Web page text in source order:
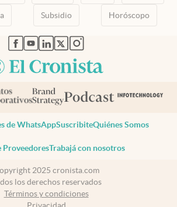
Subsidio Horóscopo
abre en nueva pestaña
abre en nueva pestaña
abre en nueva pestaña
abre en nueva pestaña
abre en nueva pestaña
de WhatsAppSuscribiteQuiénes Somos
ProveedoresTrabajá con nosotros
2025 cronista.com
los derechos reservados
Términos y condiciones